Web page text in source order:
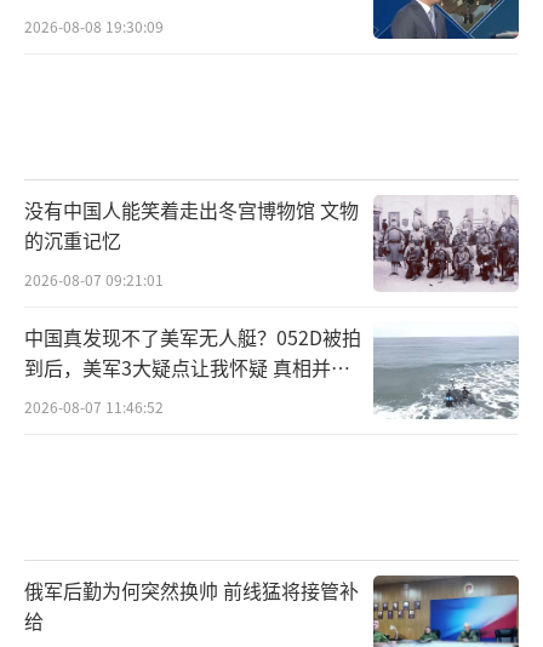
2026-08-08 19:30:09
没有中国人能笑着走出冬宫博物馆 文物
的沉重记忆
2026-08-07 09:21:01
中国真发现不了美军无人艇？052D被拍
到后，美军3大疑点让我怀疑 真相并非
如此
2026-08-07 11:46:52
俄军后勤为何突然换帅 前线猛将接管补
给